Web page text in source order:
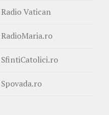
Radio Vatican
RadioMaria.ro
SfintiCatolici.ro
Spovada.ro